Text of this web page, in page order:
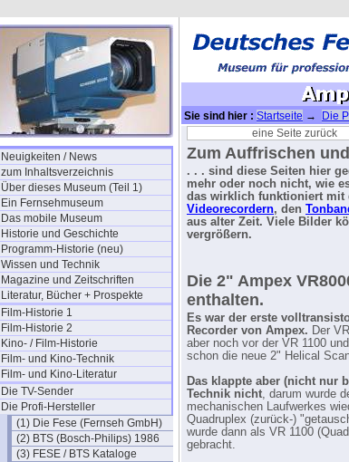
Neuigkeiten / News
zum Inhaltsverzeichnis
Über dieses Museum (Teil 1)
Ein Fernsehmuseum
Das mobile Museum
Historie und Geschichte
Programm-Historie (neu)
Wissen und Technik
Magazine und Zeitschriften
Literatur, Bücher + Prospekte
Film-Historie 1
Film-Historie 2
Kino- / Film-Historie
Film- und Kino-Technik
Film- und Kino-Literatur
Die TV-Sender
Die Profi-Hersteller
(1) Die Fese (Fernseh GmbH)
(2) BTS (Bosch-Philips) 1986
(3) FESE / BTS Kataloge
Sie sind hier : Startseite → Die
eine Seite zurück
Zum Auffrischen
. . . sind diese Seiten hier
mehr oder noch nicht, wie
das wirklich funktioniert mit
Videorecordern, den
aus alter Zeit. Viele Bilder
vergrößern.
Die 2" Ampex
enthalten.
Es war der erste
Recorder von Ampex. Der
aber noch vor der VR 1100
schon die neue 2" Helical
Das klappte aber (nicht nur
Technik nicht, darum wurde
mechanischen Laufwerkes
Quadruplex (zurück-)
wurde dann als VR 1100
gebracht.